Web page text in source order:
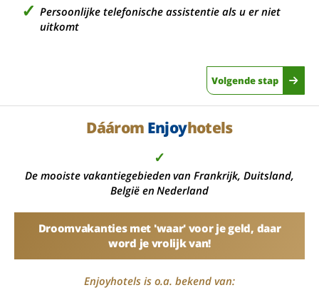
Persoonlijke telefonische assistentie als u er niet
uitkomt
Volgende stap
Dáárom Enjoyhotels
✓
De mooiste vakantiegebieden van Frankrijk, Duitsland,
België en Nederland
Droomvakanties met 'waar' voor je geld, daar
word je vrolijk van!
Enjoyhotels is o.a. bekend van: